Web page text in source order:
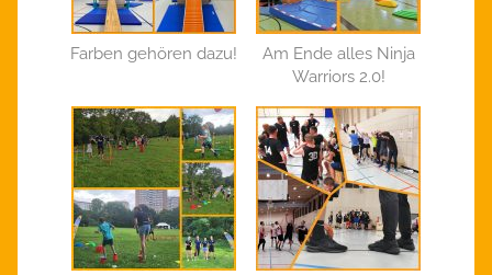
Farben gehören dazu!
Am Ende alles Ninja
Warriors 2.0!